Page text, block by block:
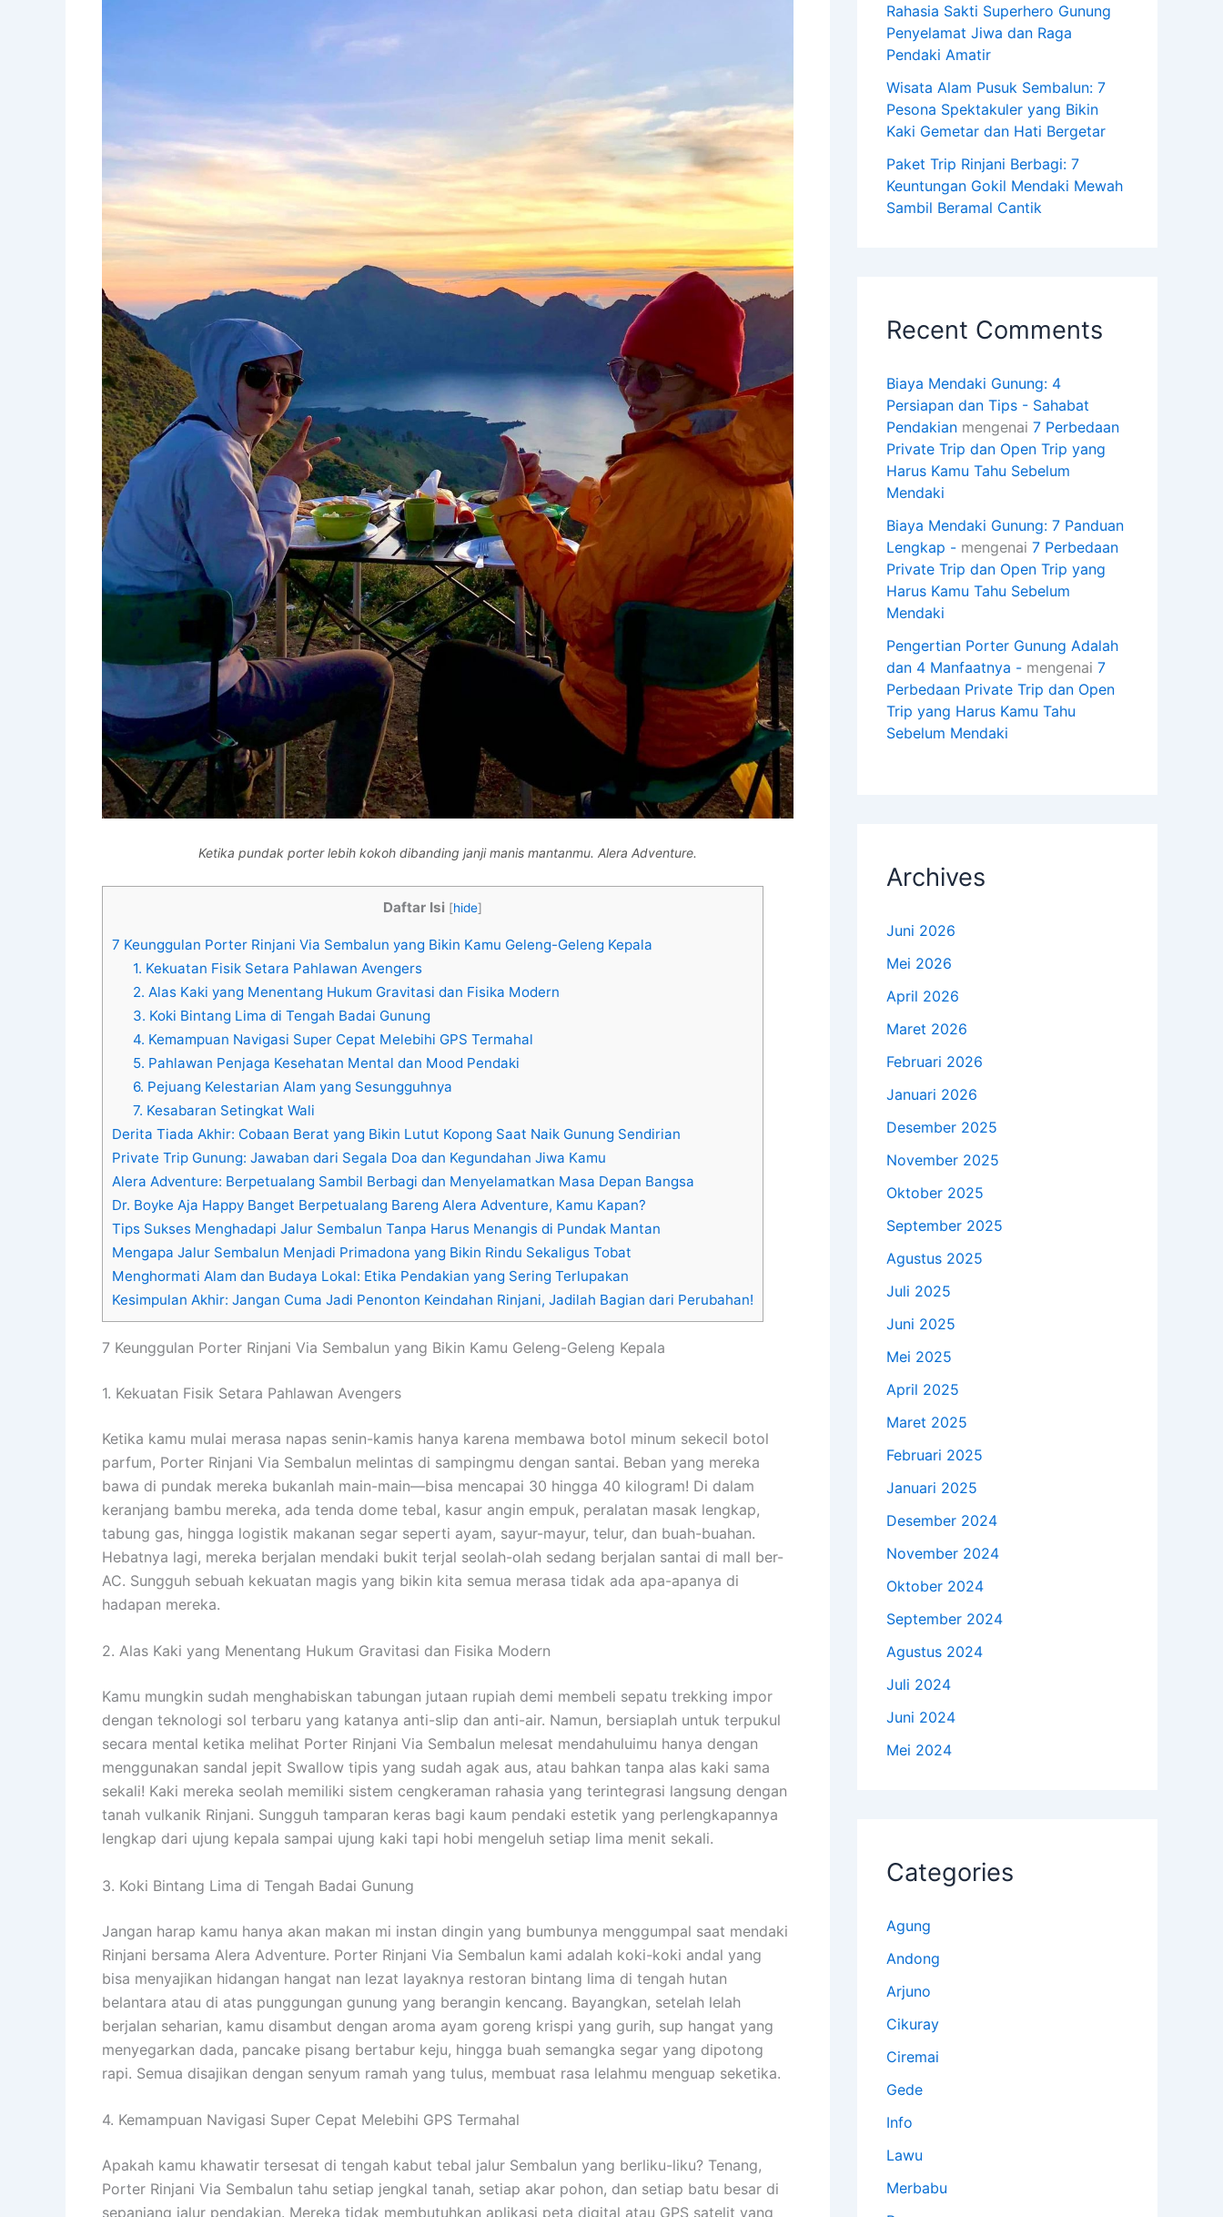
Ketika pundak porter lebih kokoh dibanding janji manis mantanmu. Alera Adventure.
Daftar Isi [hide]
7 Keunggulan Porter Rinjani Via Sembalun yang Bikin Kamu Geleng-Geleng Kepala
1. Kekuatan Fisik Setara Pahlawan Avengers
2. Alas Kaki yang Menentang Hukum Gravitasi dan Fisika Modern
3. Koki Bintang Lima di Tengah Badai Gunung
4. Kemampuan Navigasi Super Cepat Melebihi GPS Termahal
5. Pahlawan Penjaga Kesehatan Mental dan Mood Pendaki
6. Pejuang Kelestarian Alam yang Sesungguhnya
7. Kesabaran Setingkat Wali
Derita Tiada Akhir: Cobaan Berat yang Bikin Lutut Kopong Saat Naik Gunung Sendirian
Private Trip Gunung: Jawaban dari Segala Doa dan Kegundahan Jiwa Kamu
Alera Adventure: Berpetualang Sambil Berbagi dan Menyelamatkan Masa Depan Bangsa
Dr. Boyke Aja Happy Banget Berpetualang Bareng Alera Adventure, Kamu Kapan?
Tips Sukses Menghadapi Jalur Sembalun Tanpa Harus Menangis di Pundak Mantan
Mengapa Jalur Sembalun Menjadi Primadona yang Bikin Rindu Sekaligus Tobat
Menghormati Alam dan Budaya Lokal: Etika Pendakian yang Sering Terlupakan
Kesimpulan Akhir: Jangan Cuma Jadi Penonton Keindahan Rinjani, Jadilah Bagian dari Perubahan!
7 Keunggulan Porter Rinjani Via Sembalun yang Bikin Kamu Geleng-Geleng Kepala
1. Kekuatan Fisik Setara Pahlawan Avengers
Ketika kamu mulai merasa napas senin-kamis hanya karena membawa botol minum sekecil botol
parfum, Porter Rinjani Via Sembalun melintas di sampingmu dengan santai. Beban yang mereka
bawa di pundak mereka bukanlah main-main—bisa mencapai 30 hingga 40 kilogram! Di dalam
keranjang bambu mereka, ada tenda dome tebal, kasur angin empuk, peralatan masak lengkap,
tabung gas, hingga logistik makanan segar seperti ayam, sayur-mayur, telur, dan buah-buahan.
Hebatnya lagi, mereka berjalan mendaki bukit terjal seolah-olah sedang berjalan santai di mall ber-
AC. Sungguh sebuah kekuatan magis yang bikin kita semua merasa tidak ada apa-apanya di
hadapan mereka.
2. Alas Kaki yang Menentang Hukum Gravitasi dan Fisika Modern
Kamu mungkin sudah menghabiskan tabungan jutaan rupiah demi membeli sepatu trekking impor
dengan teknologi sol terbaru yang katanya anti-slip dan anti-air. Namun, bersiaplah untuk terpukul
secara mental ketika melihat Porter Rinjani Via Sembalun melesat mendahuluimu hanya dengan
menggunakan sandal jepit Swallow tipis yang sudah agak aus, atau bahkan tanpa alas kaki sama
sekali! Kaki mereka seolah memiliki sistem cengkeraman rahasia yang terintegrasi langsung dengan
tanah vulkanik Rinjani. Sungguh tamparan keras bagi kaum pendaki estetik yang perlengkapannya
lengkap dari ujung kepala sampai ujung kaki tapi hobi mengeluh setiap lima menit sekali.
3. Koki Bintang Lima di Tengah Badai Gunung
Jangan harap kamu hanya akan makan mi instan dingin yang bumbunya menggumpal saat mendaki
Rinjani bersama Alera Adventure. Porter Rinjani Via Sembalun kami adalah koki-koki andal yang
bisa menyajikan hidangan hangat nan lezat layaknya restoran bintang lima di tengah hutan
belantara atau di atas punggungan gunung yang berangin kencang. Bayangkan, setelah lelah
berjalan seharian, kamu disambut dengan aroma ayam goreng krispi yang gurih, sup hangat yang
menyegarkan dada, pancake pisang bertabur keju, hingga buah semangka segar yang dipotong
rapi. Semua disajikan dengan senyum ramah yang tulus, membuat rasa lelahmu menguap seketika.
4. Kemampuan Navigasi Super Cepat Melebihi GPS Termahal
Apakah kamu khawatir tersesat di tengah kabut tebal jalur Sembalun yang berliku-liku? Tenang,
Porter Rinjani Via Sembalun tahu setiap jengkal tanah, setiap akar pohon, dan setiap batu besar di
sepanjang jalur pendakian. Mereka tidak membutuhkan aplikasi peta digital atau GPS satelit yang
Rahasia Sakti Superhero Gunung
Penyelamat Jiwa dan Raga
Pendaki Amatir
Wisata Alam Pusuk Sembalun: 7
Pesona Spektakuler yang Bikin
Kaki Gemetar dan Hati Bergetar
Paket Trip Rinjani Berbagi: 7
Keuntungan Gokil Mendaki Mewah
Sambil Beramal Cantik
Recent Comments
Biaya Mendaki Gunung: 4
Persiapan dan Tips - Sahabat
Pendakian mengenai 7 Perbedaan
Private Trip dan Open Trip yang
Harus Kamu Tahu Sebelum
Mendaki
Biaya Mendaki Gunung: 7 Panduan
Lengkap - mengenai 7 Perbedaan
Private Trip dan Open Trip yang
Harus Kamu Tahu Sebelum
Mendaki
Pengertian Porter Gunung Adalah
dan 4 Manfaatnya - mengenai 7
Perbedaan Private Trip dan Open
Trip yang Harus Kamu Tahu
Sebelum Mendaki
Archives
Juni 2026
Mei 2026
April 2026
Maret 2026
Februari 2026
Januari 2026
Desember 2025
November 2025
Oktober 2025
September 2025
Agustus 2025
Juli 2025
Juni 2025
Mei 2025
April 2025
Maret 2025
Februari 2025
Januari 2025
Desember 2024
November 2024
Oktober 2024
September 2024
Agustus 2024
Juli 2024
Juni 2024
Mei 2024
Categories
Agung
Andong
Arjuno
Cikuray
Ciremai
Gede
Info
Lawu
Merbabu